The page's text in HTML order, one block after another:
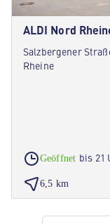
ALDI Nord
Salzbergener
Rheine
Geöffnet bis 21
6,5 km